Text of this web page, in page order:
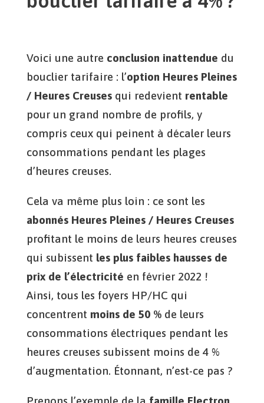
Voici une autre conclusion inattendue du
bouclier tarifaire : l’option Heures Pleines
/ Heures Creusesqui redevient rentable
pour un grand nombre de profils, y
compris ceux qui peinent à décaler leurs
consommations pendant les plages
d’heures creuses.
Cela va même plus loin : ce sont les
abonnés Heures Pleines / Heures Creuses
profitant le moins de leurs heures creuses
qui subissent les plus faibles hausses de
prix de l’électricité en février 2022 !
Ainsi, tous les foyers HP/HC qui
concentrent moins de 50 %de leurs
consommations électriques pendant les
heures creuses subissent moins de 4 %
d’augmentation. Étonnant, n’est-ce pas ?